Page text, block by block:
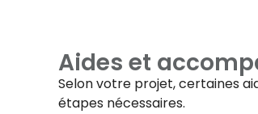
Aides et
Selon votre projet, certaines
étapes nécessaires.